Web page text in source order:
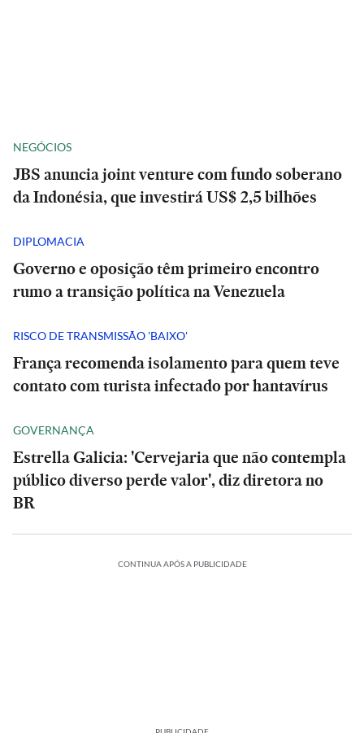
NEGÓCIOS
JBS anuncia joint venture com fundo soberano
da Indonésia, que investirá US$ 2,5 bilhões
DIPLOMACIA
Governo e oposição têm primeiro encontro
rumo a transição política na Venezuela
RISCO DE TRANSMISSÃO 'BAIXO'
França recomenda isolamento para quem teve
contato com turista infectado por hantavírus
GOVERNANÇA
Estrella Galicia: 'Cervejaria que não contempla
público diverso perde valor', diz diretora no
BR
CONTINUA APÓS A PUBLICIDADE